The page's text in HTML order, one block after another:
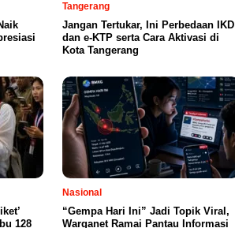
Tangerang
Jangan Tertukar, Ini Perbedaan IKD
dan e-KTP serta Cara Aktivasi di
Kota Tangerang
128
Nasional
“Gempa Hari Ini” Jadi Topik Viral,
Warganet Ramai Pantau Informasi